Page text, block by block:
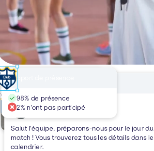
Constructeur de site web
yourclub.com
AccueilLes équipesActualitésÀ propos de
Bienvenue à
Club de volley-ball
Communication
John Everson
Il y a 3 heures
Salut l'équipe, préparons-nous pour le jour du
match ! Vous trouverez tous les détails dans le
calendrier.
Rapport de présence
98% de présence
2% n'ont pas participé